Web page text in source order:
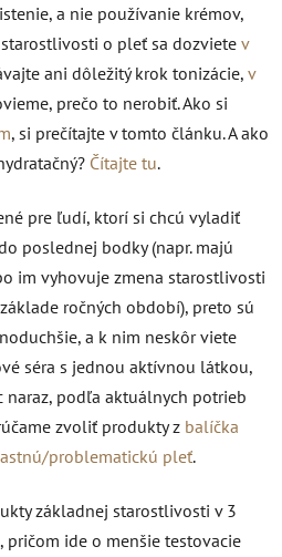
a nie používanie krémov,
o pleť sa dozviete v
ani dôležitý krok tonizácie, v
prečo to nerobiť. Ako si
, si prečítajte v tomto článku. A ako
Čítajte tu.
pre ľudí, ktorí si chcú vyladiť
poslednej bodky (napr. majú
im vyhovuje zmena starostlivosti
ročných období), preto sú
a k nim neskôr viete
séra s jednou aktívnou látkou,
naraz, podľa aktuálnych potrieb
zvoliť produkty z balíčka
problematickú pleť.
základnej starostlivosti v 3
pričom ide o menšie testovacie